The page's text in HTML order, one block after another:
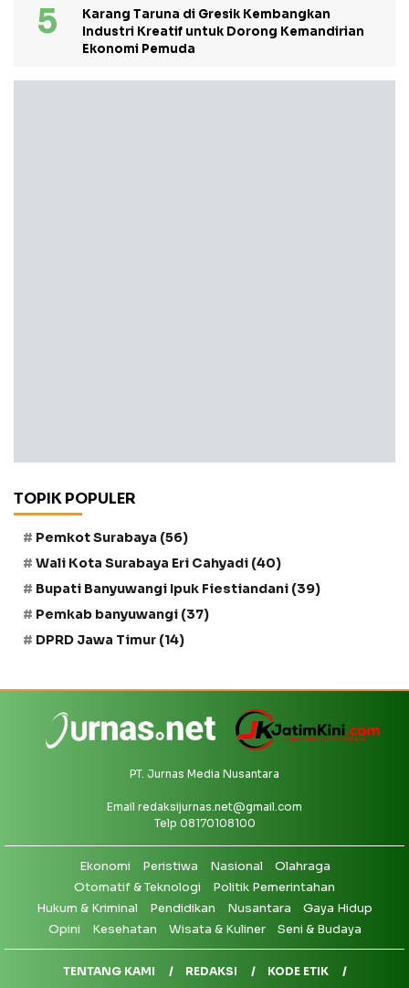
Karang Taruna di Gresik Kembangkan
Industri Kreatif untuk Dorong Kemandirian
Ekonomi Pemuda
TOPIK POPULER
Pemkot Surabaya (56)
Wali Kota Surabaya Eri Cahyadi (40)
Bupati Banyuwangi Ipuk Fiestiandani (39)
Pemkab banyuwangi (37)
DPRD Jawa Timur (14)
PT. Jurnas Media Nusantara
Email redaksijurnas.net@gmail.com
Telp 08170108100
Ekonomi Peristiwa Nasional
Olahraga
Otomatif & Teknologi
Politik Pemerintahan
Hukum & Kriminal
Pendidikan Nusantara
Gaya Hidup
Opini
Kesehatan Wisata & Kuliner Seni & Budaya
TENTANG KAMI REDAKSI KODE ETIK